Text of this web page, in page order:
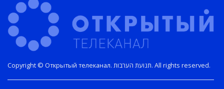
Copyright © Открытый телеканал. תנועת הערבות. All rights reserved.